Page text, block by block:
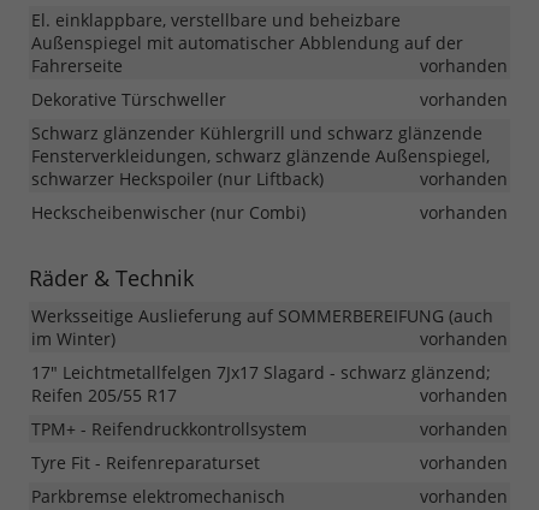
El. einklappbare, verstellbare und beheizbare
Außenspiegel mit automatischer Abblendung auf der
Fahrerseite
vorhanden
Dekorative Türschweller
vorhanden
Schwarz glänzender Kühlergrill und schwarz glänzende
Fensterverkleidungen, schwarz glänzende Außenspiegel,
schwarzer Heckspoiler (nur Liftback)
vorhanden
Heckscheibenwischer (nur Combi)
vorhanden
Räder & Technik
Werksseitige Auslieferung auf SOMMERBEREIFUNG (auch
im Winter)
vorhanden
17" Leichtmetallfelgen 7Jx17 Slagard - schwarz glänzend;
Reifen 205/55 R17
vorhanden
TPM+ - Reifendruckkontrollsystem
vorhanden
Tyre Fit - Reifenreparaturset
vorhanden
Parkbremse elektromechanisch
vorhanden